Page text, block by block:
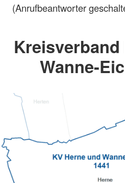
(Anrufbeantworter
Kreisverband
Wanne-